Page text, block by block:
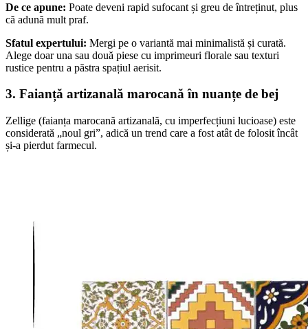
De ce apune: Poate deveni rapid sufocant și greu de întreținut, plus
că adună mult praf.
Sfatul expertului: Mergi pe o variantă mai minimalistă și curată.
Alege doar una sau două piese cu imprimeuri florale sau texturi
rustice pentru a păstra spațiul aerisit.
3. Faianță artizanală marocană în nuanțe de bej
Zellige (faianța marocană artizanală, cu imperfecțiuni lucioase) este
considerată „noul gri”, adică un trend care a fost atât de folosit încât
și-a pierdut farmecul.